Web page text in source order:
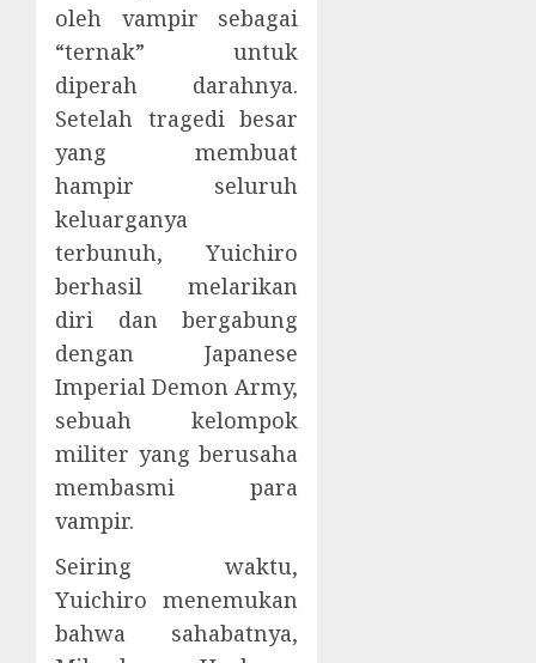
oleh vampir sebagai
“ternak” untuk
diperah darahnya.
Setelah tragedi besar
yang membuat
hampir seluruh
keluarganya
terbunuh, Yuichiro
berhasil melarikan
diri dan bergabung
dengan Japanese
Imperial Demon Army,
sebuah kelompok
militer yang berusaha
membasmi para
vampir.
Seiring waktu,
Yuichiro menemukan
bahwa sahabatnya,